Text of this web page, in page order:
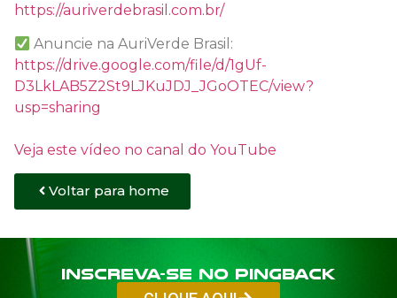
https://auriverdebrasil.com.br/
Anuncie na AuriVerde Brasil:
https://drive.google.com/file/d/1gUf-
D3LkLAB5Z2St9LJKuJDJ_JGoOTEC/view?
usp=sharing
Veja este vídeo no canal do YouTube
Voltar para home
Inscreva-se no PINGBACK